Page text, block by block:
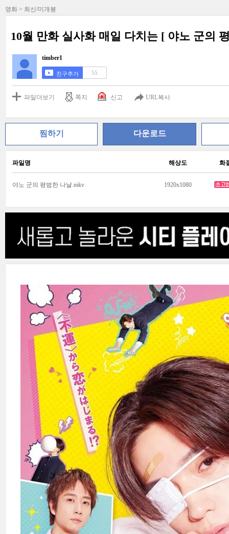
영화 > 최신/미개봉
10월 만화 실사화 매일 다치는 [ 야노 군의
timber1
친구추가 55
파일더보기 쪽지 신고 URL복사
찜하기 다운로드
파일명 해상도 화
야노 군의 평범한 나날.mkv 1920x1080